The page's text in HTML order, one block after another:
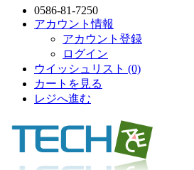
0586-81-7250
アカウント情報
アカウント登録
ログイン
ウイッシュリスト (0)
カートを見る
レジへ進む